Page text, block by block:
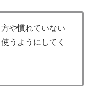
や慣れていない
うようにしてく